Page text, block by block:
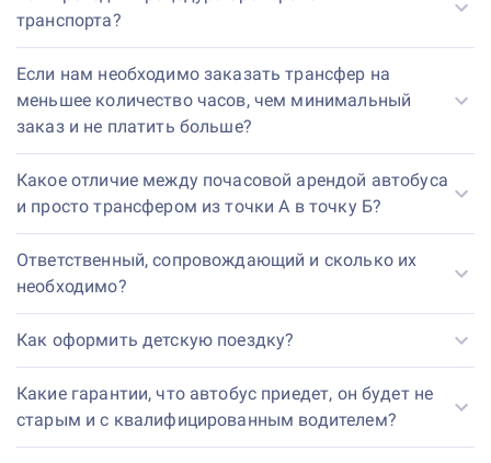
транспорта?
Если нам необходимо заказать трансфер на
меньшее количество часов, чем минимальный
заказ и не платить больше?
Какое отличие между почасовой арендой автобуса
и просто трансфером из точки А в точку Б?
Ответственный, сопровождающий и сколько их
необходимо?
Как оформить детскую поездку?
Какие гарантии, что автобус приедет, он будет не
старым и с квалифицированным водителем?